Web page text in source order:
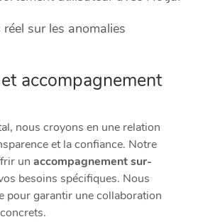
sur les anomalies
accompagnement
nous croyons en une relation
et la confiance. Notre
un accompagnement sur-
besoins spécifiques. Nous
pour garantir une collaboration